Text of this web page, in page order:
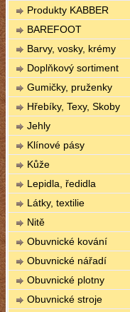
Produkty KABBER
BAREFOOT
Barvy, vosky, krémy
Doplňkový sortiment
Gumičky, pruženky
Hřebíky, Texy, Skoby
Jehly
Klínové pásy
Kůže
Lepidla, ředidla
Látky, textilie
Nitě
Obuvnické kování
Obuvnické nářadí
Obuvnické plotny
Obuvnické stroje